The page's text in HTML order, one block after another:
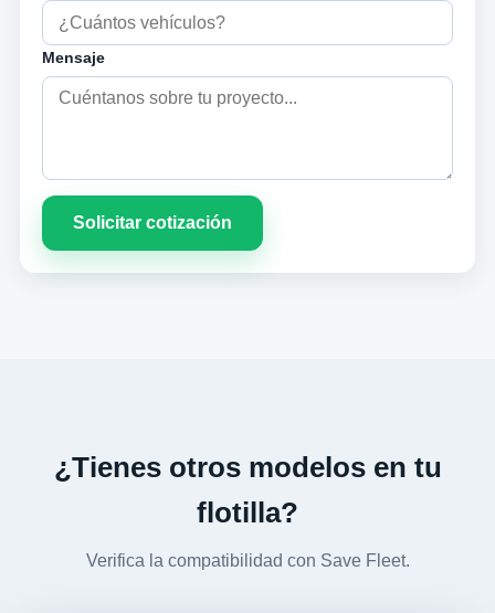
Mensaje
Solicitar cotización
¿Tienes otros modelos en tu
flotilla?
Verifica la compatibilidad con Save Fleet.